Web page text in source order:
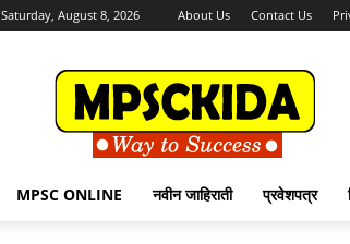
Saturday, August 8, 2026 About Us Contact Us
MPSCKida.com
सर्व
नवीन
जाहिराती
Letest
Jobs
MPSC ONLINE नवीन जाहिराती प्रवेशपत्र